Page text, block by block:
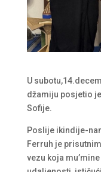
U
džamiju posjetio
Sofije.
Poslije ikindije-
Ferruh je
vezu koja